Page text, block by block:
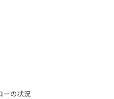
ーの状況